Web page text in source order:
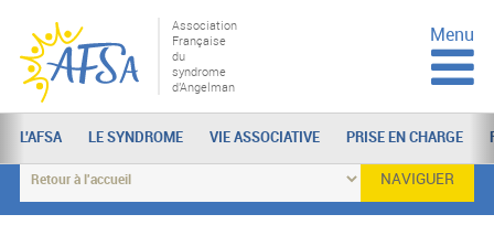
Association
Française
du
syndrome
d'Angelman
Menu
L'AFSA LE SYNDROME VIE ASSOCIATIVE PRISE EN CHARGE
NAVIGUER